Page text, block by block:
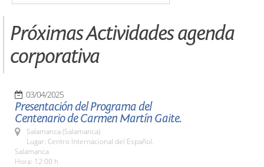
Próximas Actividades agenda
corporativa
03/04/2025
Presentación del Programa del
Centenario de Carmen Martín Gaite.
Salamanca (Salamanca)
Lugar: Centro Internacional del Español.
Salamanca
Hora: 12:00 h